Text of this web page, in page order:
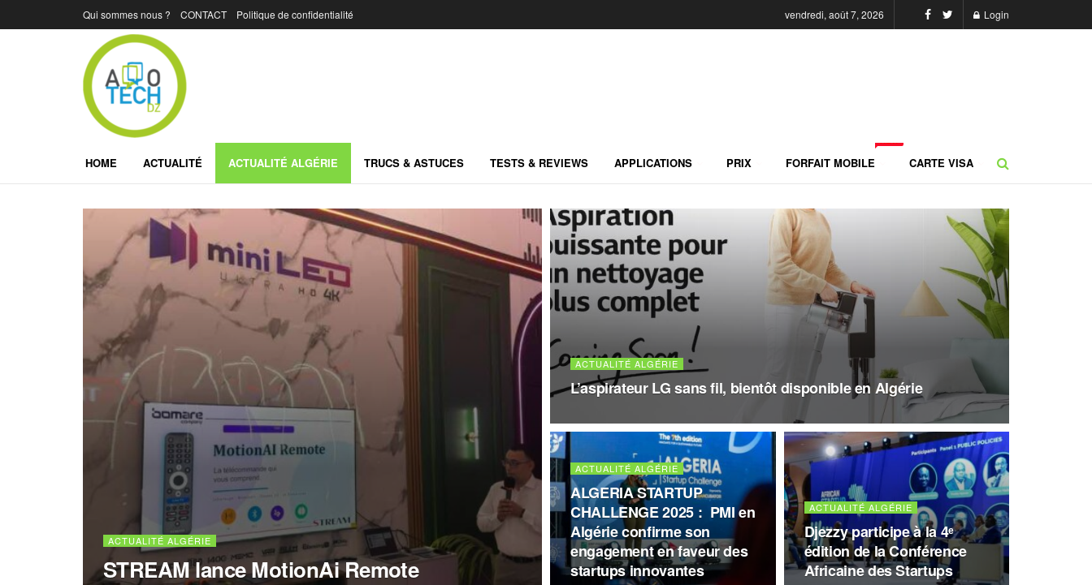
Qui sommes nous ? CONTACT Politique de confidentialité vendredi, août 7, 2026 Login
HOME ACTUALITÉ ACTUALITÉ ALGÉRIE TRUCS & ASTUCES TESTS & REVIEWS APPLICATIONS PRIX FORFAIT MOBILE CARTE VISA
ACTUALITÉ ALGÉRIE
STREAM lance MotionAi Remote
ACTUALITÉ ALGÉRIE
L’aspirateur LG sans fil, bientôt disponible en Algérie
ACTUALITÉ ALGÉRIE
ALGERIA STARTUP
CHALLENGE 2025 : PMI en
Algérie confirme son
engagement en faveur des
startups innovantes
ACTUALITÉ ALGÉRIE
Djezzy participe à la 4ᵉ
édition de la Conférence
Africaine des Startups